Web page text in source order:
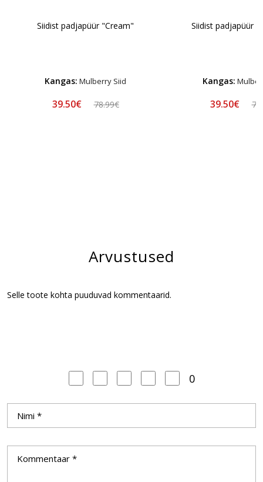
Siidist padjapüür "Cream"
Kangas: Mulberry Siid
39.50€ 78.99€
Siidist padjapüür
Kangas:
39.50€
Arvustused
Selle toote kohta puuduvad kommentaarid.
0